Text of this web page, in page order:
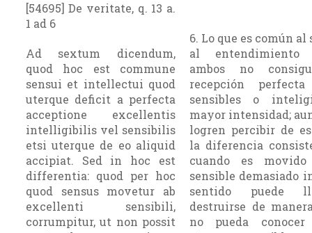
[54695] De veritate, q. 13 a.
1 ad 6
Ad sextum dicendum,
quod hoc est commune
sensui et intellectui quod
uterque deficit a perfecta
acceptione excellentis
intelligibilis vel sensibilis
etsi uterque de eo aliquid
accipiat. Sed in hoc est
differentia: quod per hoc
quod sensus movetur ab
excellenti sensibili,
corrumpitur, ut non possit
6. Lo que es común
al
ambos no
recepción
sensibles o
mayor intensidad;
logren percibir de
la diferencia
cuando es
sensible demasiado
sentido puede
destruirse de
no pueda conocer